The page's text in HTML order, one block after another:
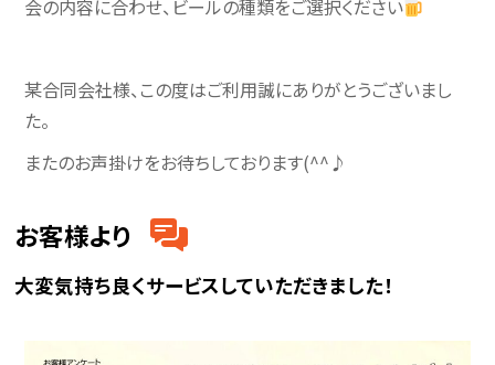
会の内容に合わせ、ビールの種類をご選択ください
某合同会社様、この度はご利用誠にありがとうございまし
た。
またのお声掛けをお待ちしております(^^♪
お客様より
大変気持ち良くサービスしていただきました！